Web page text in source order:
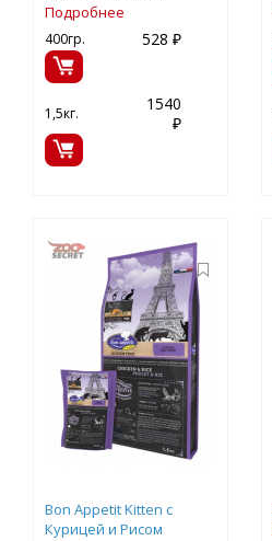
Подробнее
400гр. 528 ₽
1,5кг.
1540
₽
Bon Appetit Kitten с
Курицей и Рисом